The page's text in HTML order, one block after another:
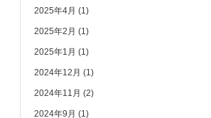
2025年4月 (1)
2025年2月 (1)
2025年1月 (1)
2024年12月 (1)
2024年11月 (2)
2024年9月 (1)